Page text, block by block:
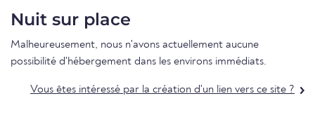
Nuit sur place
Malheureusement, nous n'avons actuellement aucune
possibilité d'hébergement dans les environs immédiats.
Vous êtes intéressé par la création d'un lien vers ce site ?